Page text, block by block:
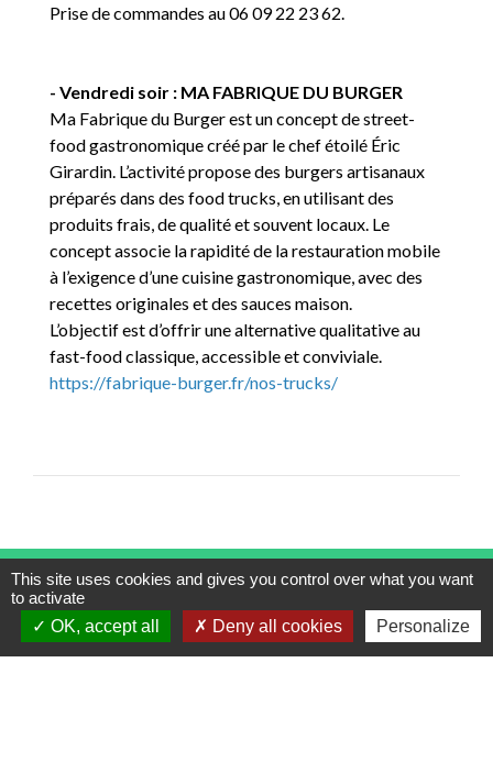
Prise de commandes au 06 09 22 23 62.
- Vendredi soir : MA FABRIQUE DU BURGER
Ma Fabrique du Burger est un concept de street-
food gastronomique créé par le chef étoilé Éric
Girardin. L’activité propose des burgers artisanaux
préparés dans des food trucks, en utilisant des
produits frais, de qualité et souvent locaux. Le
concept associe la rapidité de la restauration mobile
à l’exigence d’une cuisine gastronomique, avec des
recettes originales et des sauces maison.
L’objectif est d’offrir une alternative qualitative au
fast-food classique, accessible et conviviale.
https://fabrique-burger.fr/nos-trucks/
Contacts
Commune de Guémar
12 rue Maréchal Lefebvre
This site uses cookies and gives you control over what you want
to activate
OK, accept all
Deny all cookies Personalize